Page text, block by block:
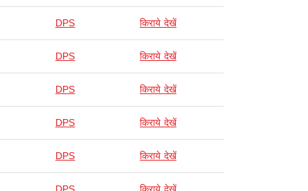
DPS किराये देखें
DPS किराये देखें
DPS किराये देखें
DPS किराये देखें
DPS किराये देखें